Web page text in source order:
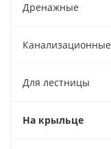
Дренажные
Канализационные
Для лестницы
На крыльце